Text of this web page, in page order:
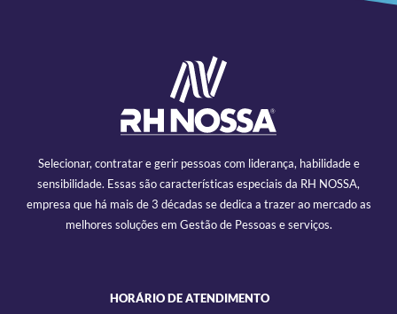
Selecionar, contratar e gerir pessoas com liderança, habilidade e
sensibilidade. Essas são características especiais da RH NOSSA,
empresa que há mais de 3 décadas se dedica a trazer ao mercado as
melhores soluções em Gestão de Pessoas e serviços.
HORÁRIO DE ATENDIMENTO